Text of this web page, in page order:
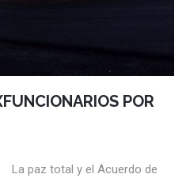
POR
La paz total y el Acuerdo de